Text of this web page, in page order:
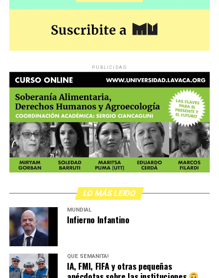
PUBLICIDAD
LO MÁS LEIDO
MUNDIAL
Infierno Infantino
QUÉ SEMANITA!
IA, FMI, FIFA y otras pequeñas